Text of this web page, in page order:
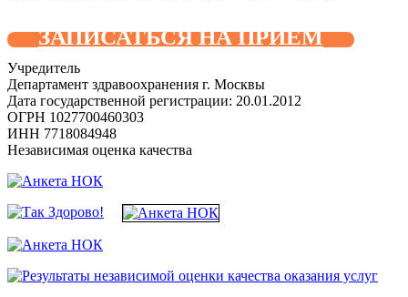
ЗАПИСАТЬСЯ НА ПРИЕМ
Учредитель
Департамент здравоохранения г. Москвы
Дата государственной регистрации: 20.01.2012
ОГРН 1027700460303
ИНН 7718084948
Независимая оценка качества